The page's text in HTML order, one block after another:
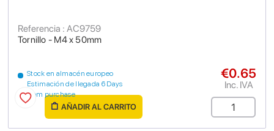
Tornillo - M4 x 50mm
Referencia : AC9759
Stock en almacén europeo
Estimación de llegada 6 Days
from purchase
€0.65
Inc. IVA
AÑADIR AL CARRITO